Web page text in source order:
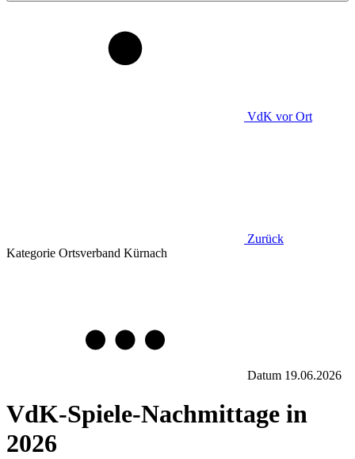
VdK vor Ort
Zurück
Kategorie Ortsverband Kürnach
Datum 19.06.2026
VdK-Spiele-Nachmittage in
2026